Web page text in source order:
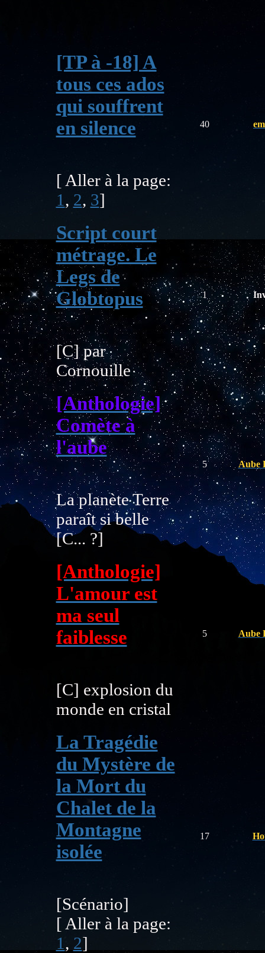
[TP à -18] A
tous ces ados
qui souffrent
en silence
[ Aller à la page:
1 , 2, 3]
40
Script court
métrage. Le
Legs de
Globtopus
[C] par
Cornouille
1
[Anthologie]
Comète à
l'aube
La planète Terre
paraît si belle
[C... ?]
5 Aube
[Anthologie]
L'amour est
ma seul
faiblesse
[C] explosion du
monde en cristal
5 Aube
La Tragédie
du Mystère de
la Mort du
Chalet de la
Montagne
isolée
[Scénario]
[ Aller à la page:
1 , 2]
17